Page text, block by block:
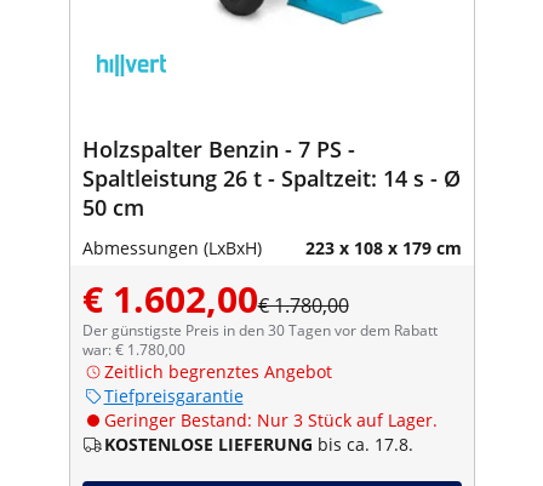
Holzspalter Benzin - 7 PS -
Spaltleistung 26 t - Spaltzeit: 14 s - Ø
50 cm
Abmessungen (LxBxH) 223 x 108 x 179 cm
€ 1.602,00€ 1.780,00
Der günstigste Preis in den 30 Tagen vor dem Rabatt
war: € 1.780,00
Zeitlich begrenztes Angebot
Tiefpreisgarantie
Geringer Bestand: Nur 3 Stück auf Lager.
KOSTENLOSE LIEFERUNG bis ca. 17.8.